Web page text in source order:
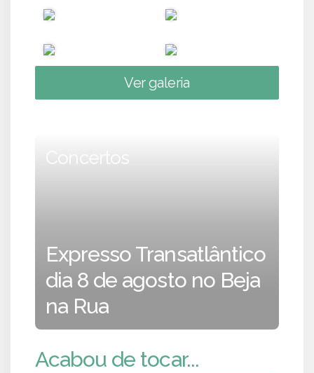
Ver galeria
Concertos
Expresso Transatlântico
dia 8 de agosto no Beja
na Rua
Acabou de tocar...